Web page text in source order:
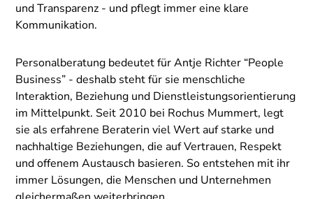
und Transparenz - und pflegt immer eine klare
Kommunikation.
Personalberatung bedeutet für Antje Richter “People
Business” - deshalb steht für sie menschliche
Interaktion, Beziehung und Dienstleistungsorientierung
im Mittelpunkt. Seit 2010 bei Rochus Mummert, legt
sie als erfahrene Beraterin viel Wert auf starke und
nachhaltige Beziehungen, die auf Vertrauen, Respekt
und offenem Austausch basieren. So entstehen mit ihr
immer Lösungen, die Menschen und Unternehmen